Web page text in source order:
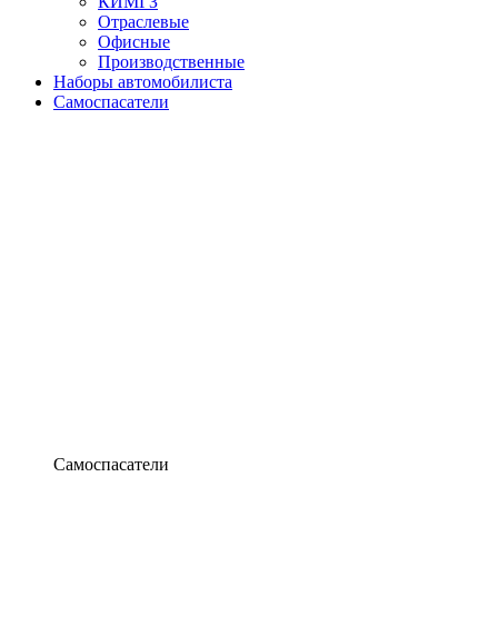
Отраслевые
Офисные
Производственные
Наборы автомобилиста
Самоспасатели
Самоспасатели